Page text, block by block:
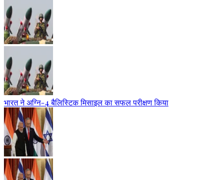
भारत ने अग्नि-4 बैलिस्टिक मिसाइल का सफल परीक्षण किया